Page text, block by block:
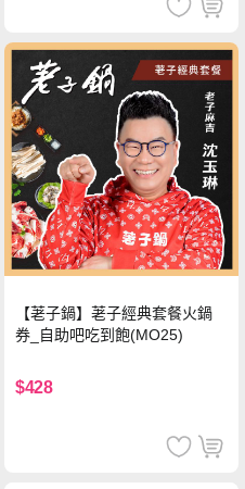
【荖子鍋】荖子經典套餐火鍋
券_自助吧吃到飽(MO25)
$428